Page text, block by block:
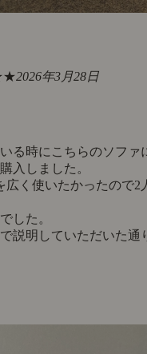
2026年3月28日
る時にこちらのソファ
入しました。
広く使いたかったので2
した。
説明していただいた通